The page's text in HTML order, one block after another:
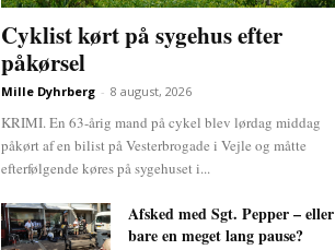
Cyklist kørt på sygehus efter
påkørsel
Mille Dyhrberg - 8 august, 2026
KRIMI. En 63-årig mand på cykel blev lørdag middag
påkørt af en bilist på Vesterbrogade i Vejle og måtte
efterfølgende køres på sygehuset i...
Afsked med Sgt. Pepper – eller
bare en meget lang pause?